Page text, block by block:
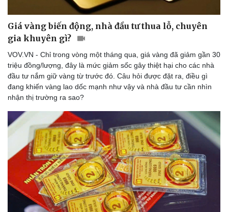
Giá vàng biến động, nhà đầu tư thua lỗ, chuyên
gia khuyên gì?
VOV.VN - Chỉ trong vòng một tháng qua, giá vàng đã giảm gần 30
triệu đồng/lượng, đây là mức giảm sốc gây thiệt hại cho các nhà
đầu tư nắm giữ vàng từ trước đó. Câu hỏi được đặt ra, điều gì
đang khiến vàng lao dốc mạnh như vậy và nhà đầu tư cần nhìn
nhận thị trường ra sao?